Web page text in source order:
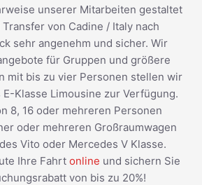
unserer Mitarbeiten gestaltet
von Cadine / Italy nach
sehr angenehm und sicher. Wir
für Gruppen und größere
mit bis zu vier Personen stellen wir
Klasse Limousine zur Verfügung.
8, 16 oder mehreren Personen
oder mehreren Großraumwagen
Vito oder Mercedes V Klasse.
Ihre Fahrt online und sichern Sie
von bis zu 20%!